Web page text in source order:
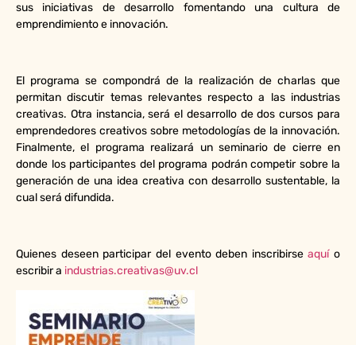
sus iniciativas de desarrollo fomentando una cultura de
emprendimiento e innovación.
El programa se compondrá de la realización de charlas que
permitan discutir temas relevantes respecto a las industrias
creativas. Otra instancia, será el desarrollo de dos cursos para
emprendedores creativos sobre metodologías de la innovación.
Finalmente, el programa realizará un seminario de cierre en
donde los participantes del programa podrán competir sobre la
generación de una idea creativa con desarrollo sustentable, la
cual será difundida.
Quienes deseen participar del evento deben inscribirseaquío
escribir a industrias.creativas@uv.cl